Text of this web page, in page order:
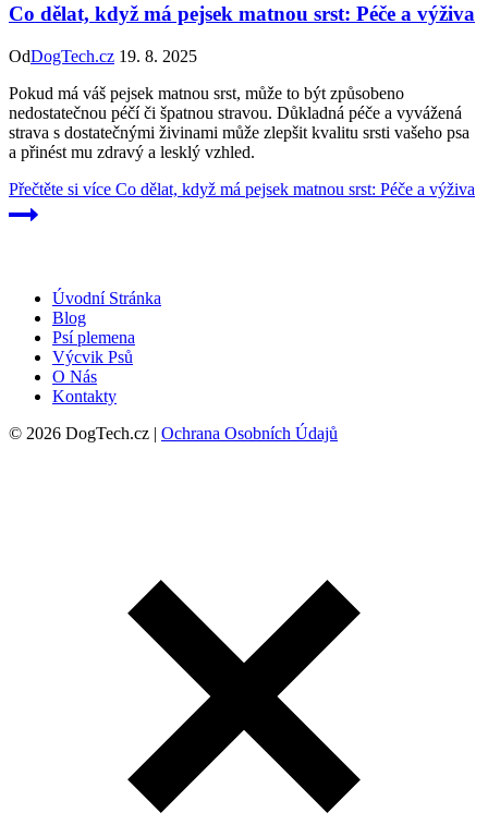
Co dělat, když má pejsek matnou srst: Péče a výživa
OdDogTech.cz 19. 8. 2025
Pokud má váš pejsek matnou srst, může to být způsobeno
nedostatečnou péčí či špatnou stravou. Důkladná péče a vyvážená
strava s dostatečnými živinami může zlepšit kvalitu srsti vašeho psa
a přinést mu zdravý a lesklý vzhled.
Přečtěte si více Co dělat, když má pejsek matnou srst: Péče a výživa
Úvodní Stránka
Blog
Psí plemena
Výcvik Psů
O Nás
Kontakty
© 2026 DogTech.cz | Ochrana Osobních Údajů